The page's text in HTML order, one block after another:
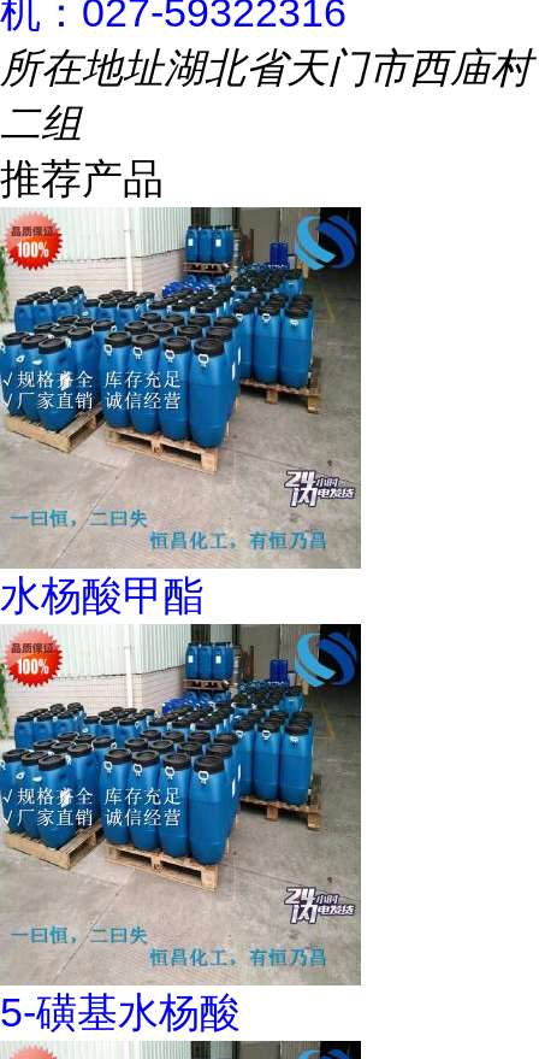
机：027-59322316
所在地址湖北省天门市西庙村
二组
推荐产品
水杨酸甲酯
5-磺基水杨酸